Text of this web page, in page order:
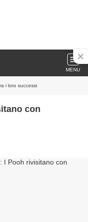
MENU
i loro successi
con